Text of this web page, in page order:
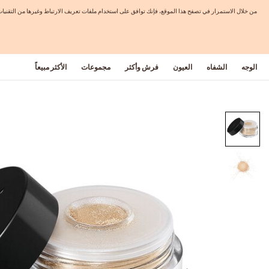
من خلال الاستمرار في تصفح هذا الموقع، فإنك توافق على استخدام ملفات تعريف الارتباط وغيرها من
الوجه الشفاه العيون فرش وأكثر مجموعات الأكثر مبيعاً